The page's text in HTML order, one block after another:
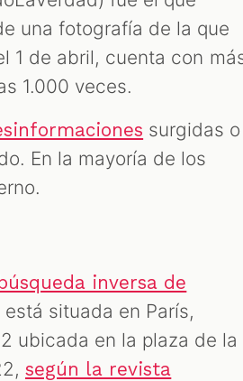
una fotografía de la que
1 de abril, cuenta con
1.000 veces.
surgidas o
En la mayoría de los
búsqueda inversa de
situada en París,
ubicada en la plaza de la
según la revista